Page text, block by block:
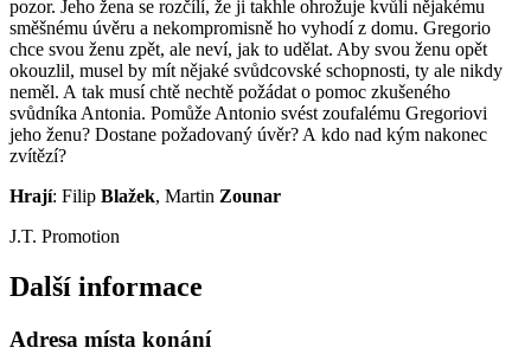
pozor. Jeho žena se rozčílí, že ji takhle ohrožuje kvůli nějakému
směšnému úvěru a nekompromisně ho vyhodí z domu. Gregorio
chce svou ženu zpět, ale neví, jak to udělat. Aby svou ženu opět
okouzlil, musel by mít nějaké svůdcovské schopnosti, ty ale nikdy
neměl. A tak musí chtě nechtě požádat o pomoc zkušeného
svůdníka Antonia. Pomůže Antonio svést zoufalému Gregoriovi
jeho ženu? Dostane požadovaný úvěr? A kdo nad kým nakonec
zvítězí?
Hrají: Filip Blažek, Martin Zounar
J.T. Promotion
Další informace
Adresa místa konání